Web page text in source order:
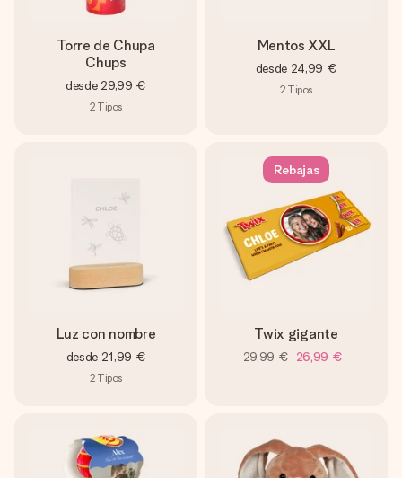
Torre de Chupa
Chups
desde 29,99 €
2 Tipos
Mentos XXL
desde 24,99 €
2 Tipos
Luz con nombre
desde 21,99 €
2 Tipos
Rebajas
Twix gigante
29,99 € 26,99 €